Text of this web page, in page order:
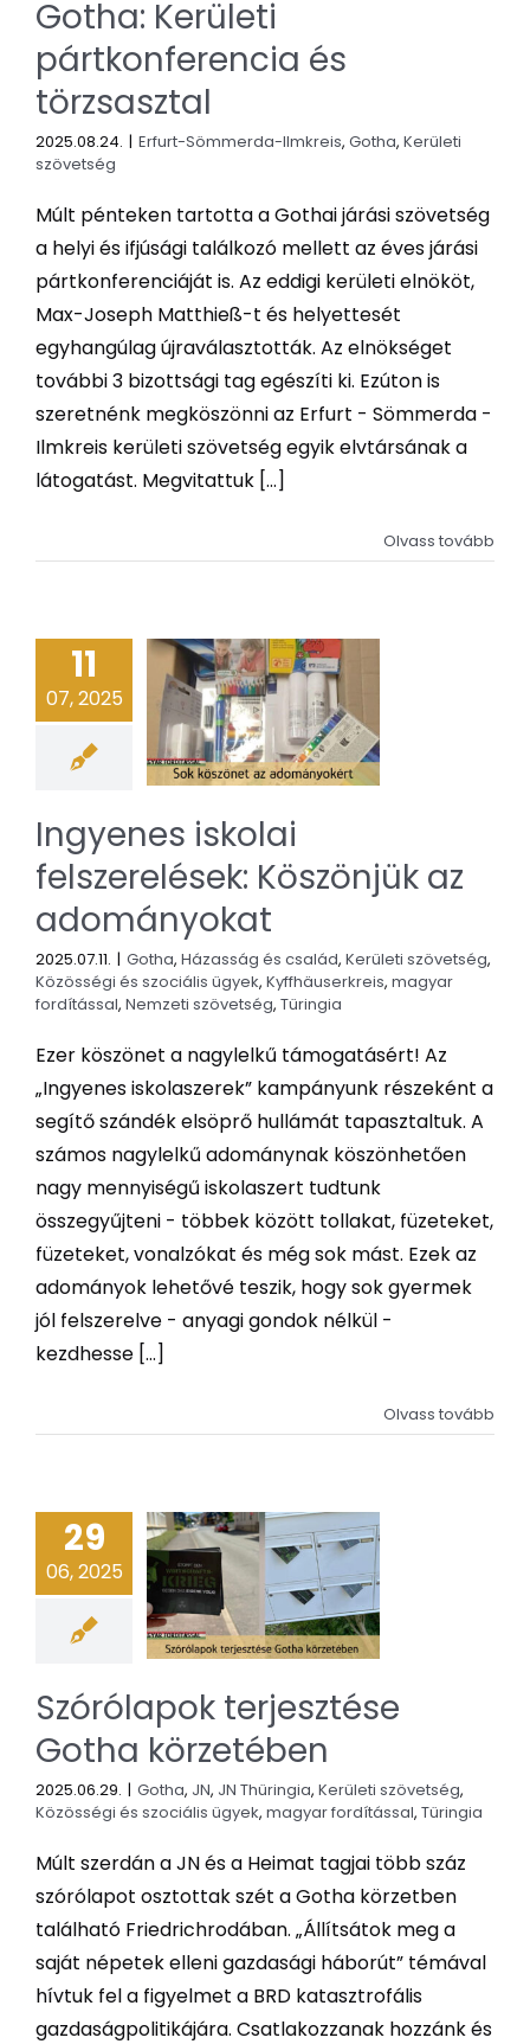
Gotha: Kerületi
pártkonferencia és
törzsasztal
2025.08.24. | Erfurt-Sömmerda-Ilmkreis, Gotha, Kerületi
szövetség
Múlt pénteken tartotta a Gothai járási szövetség
a helyi és ifjúsági találkozó mellett az éves járási
pártkonferenciáját is. Az eddigi kerületi elnököt,
Max-Joseph Matthieß-t és helyettesét
egyhangúlag újraválasztották. Az elnökséget
további 3 bizottsági tag egészíti ki. Ezúton is
szeretnénk megköszönni az Erfurt - Sömmerda -
Ilmkreis kerületi szövetség egyik elvtársának a
látogatást. Megvitattuk [...]
Olvass tovább
11
07, 2025
Ingyenes iskolai
felszerelések: Köszönjük az
adományokat
2025.07.11. | Gotha, Házasság és család, Kerületi szövetség,
Közösségi és szociális ügyek, Kyffhäuserkreis, magyar
fordítással, Nemzeti szövetség, Türingia
Ezer köszönet a nagylelkű támogatásért! Az
„Ingyenes iskolaszerek” kampányunk részeként a
segítő szándék elsöprő hullámát tapasztaltuk. A
számos nagylelkű adománynak köszönhetően
nagy mennyiségű iskolaszert tudtunk
összegyűjteni - többek között tollakat, füzeteket,
füzeteket, vonalzókat és még sok mást. Ezek az
adományok lehetővé teszik, hogy sok gyermek
jól felszerelve - anyagi gondok nélkül -
kezdhesse [...]
Olvass tovább
29
06, 2025
Szórólapok terjesztése
Gotha körzetében
2025.06.29. | Gotha, JN, JN Thüringia, Kerületi szövetség,
Közösségi és szociális ügyek, magyar fordítással, Türingia
Múlt szerdán a JN és a Heimat tagjai több száz
szórólapot osztottak szét a Gotha körzetben
található Friedrichrodában. „Állítsátok meg a
saját népetek elleni gazdasági háborút” témával
hívtuk fel a figyelmet a BRD katasztrofális
gazdaságpolitikájára. Csatlakozzanak hozzánk és